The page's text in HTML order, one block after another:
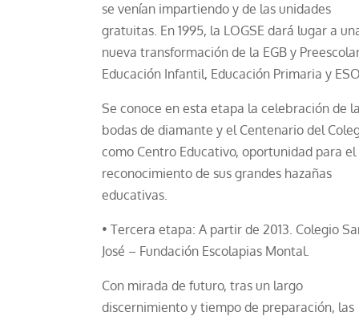
se venían impartiendo y de las unidades
gratuitas. En 1995, la LOGSE dará lugar a
nueva transformación de la EGB y
Educación Infantil, Educación Primaria y
Se conoce en esta etapa la celebración de
bodas de diamante y el Centenario del
como Centro Educativo, oportunidad para el
reconocimiento de sus grandes hazañas
educativas.
• Tercera etapa: A partir de 2013. Colegio
José – Fundación Escolapias Montal.
Con mirada de futuro, tras un largo
discernimiento y tiempo de preparación, las